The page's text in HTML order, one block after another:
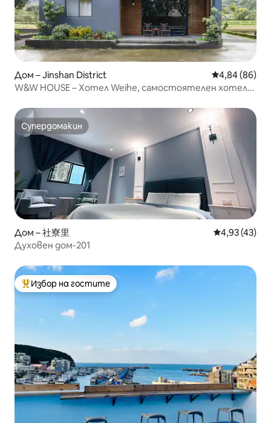
Дом – Jinshan District Средна
4,84 (86)
W&W HOUSE – Хотел Weihe, самостоятелен хотел
над 16 души – 1000 NTD на човек, максимум 20 души.
Супердомакин
Супердомакин
Дом – 社寮里 Средна
4,93 (43)
Духовен дом-201
Най-популярен избор на гостите
Избор на гостите